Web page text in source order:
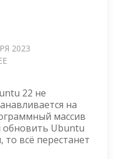
2023
НА
INTEL
RST
22 не
на
массив
обновить Ubuntu
всё перестанет